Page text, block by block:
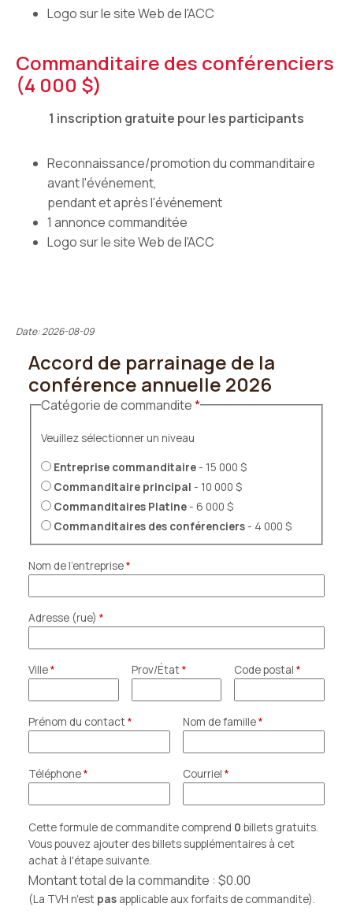
Logo sur le site Web de l'ACC
Commanditaire des conférenciers
(4 000 $)
1 inscription gratuite pour les participants
Reconnaissance/promotion du commanditaire
avant l'événement,
pendant et après l'événement
1 annonce commanditée
Logo sur le site Web de l'ACC
Date: 2026-08-09
Accord de parrainage de la
conférence annuelle 2026
Catégorie de commandite
Veuillez sélectionner un niveau
Entreprise commanditaire- 15 000 $
Commanditaire principal - 10 000 $
Commanditaires Platine- 6 000 $
Commanditaires des conférenciers- 4 000 $
Nom de l'entreprise
Adresse (rue)
Ville Prov/État Code postal
Prénom du contact Nom de famille
Téléphone Courriel
Cette formule de commandite comprend 0 billets gratuits.
Vous pouvez ajouter des billets supplémentaires à cet
achat à l'étape suivante.
Montant total de la commandite : $0.00
(La TVH n'est pas applicable aux forfaits de commandite).